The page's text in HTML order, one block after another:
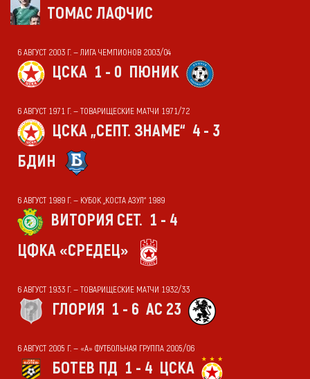
ТОМАС ЛАФЧИС
6 АВГУСТ 2003 Г. — ЛИГА ЧЕМПИОНОВ 2003/04
ЦСКА 1 - 0 ПЮНИК
6 АВГУСТ 1971 Г. — ТОВАРИЩЕСКИЕ МАТЧИ 1971/72
ЦСКА „СЕПТ. ЗНАМЕ“ 4 - 3
БДИН
6 АВГУСТ 1989 Г. — КУБОК „КОСТА АЗУЛ“ 1989
ВИТОРИЯ СЕТ. 1 - 4
ЦФКА «СРЕДЕЦ»
6 АВГУСТ 1933 Г. — ТОВАРИЩЕСКИЕ МАТЧИ 1932/33
ГЛОРИЯ 1 - 6 АС 23
6 АВГУСТ 2005 Г. — «А» ФУТБОЛЬНАЯ ГРУППА 2005/06
БОТЕВ ПД 1 - 4 ЦСКА